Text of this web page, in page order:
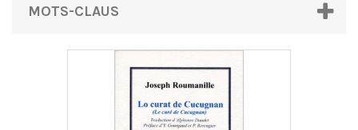
MOTS-CLAUS